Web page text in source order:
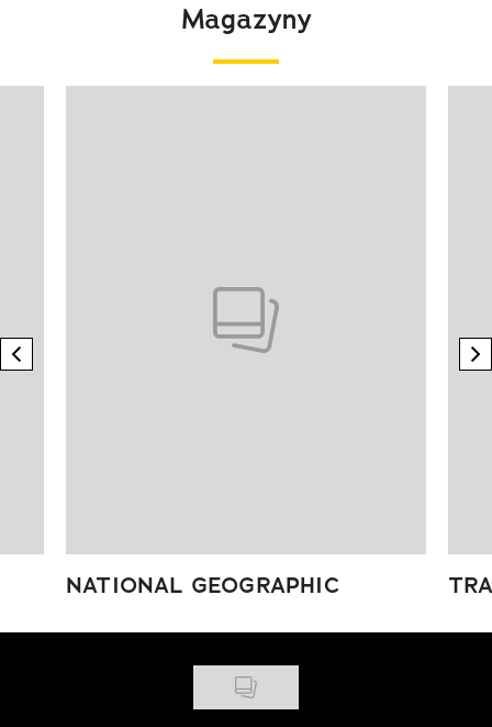
Magazyny
previous element
NATIONAL GEOGRAPHIC